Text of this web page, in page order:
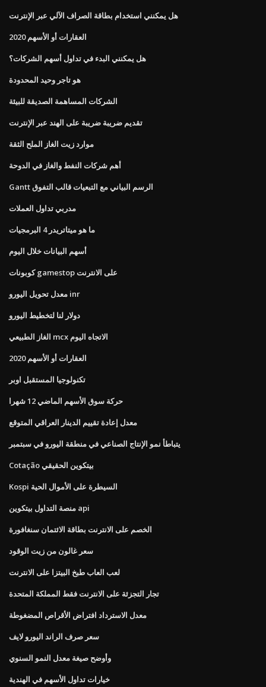
هل يمكنني استخدام بطاقة الصراف الآلي عبر الإنترنت
العقارات أو الأسهم 2020
هل يمكنني البدء في تداول أسهم الشركات؟
هو تاجر وحيد المحدودة
الشركات المساهمة الصديقة للبيئة
تقديم ضريبة ضريبة على الهند عبر الإنترنت
موارد زيت الغاز الملح الثقة
أهم شركات النفط والغاز في الدوحة
Gantt الرسم البياني مع التبعيات قالب التفوق
مدربي تداول العملات
ما هو ميتاتريدر 4 البرمجيات
أسهم البيانات خلال اليوم
كوبونات gamestop على الانترنت
معدل تحويل اليورو inr
دولار لنا لتخطيط اليورو
الغاز الطبيعي mcx الاتجاه اليوم
العقارات أو الأسهم 2020
تكنولوجيا المستقبل اوبر
حركة سوق الأسهم الماضي 12 شهرا
معدل إعادة تقييم الدينار العراقي المتوقع
يتباطأ نمو الإنتاج الصناعي في منطقة اليورو في سبتمبر
Cotação بيتكوين الحقيقي
Kospi السيطرة على الأموال الحية
منصة التداول بيتكوين api
الخصم على الانترنت بطاقة الائتمان سنغافورة
سعر غالون من زيت الوقود
لعب العاب طبخ البيتزا على الانترنت
تجار التجزئة على الانترنت فقط المملكة المتحدة
معدل الاسترداد افتراض الأقراص المضغوطة
سعر صرف الراند اليورو لايف
وأوضح صيغة معدل النمو السنوي
خيارات تداول الأسهم في الهندية